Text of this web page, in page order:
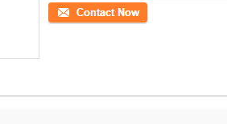
контакт